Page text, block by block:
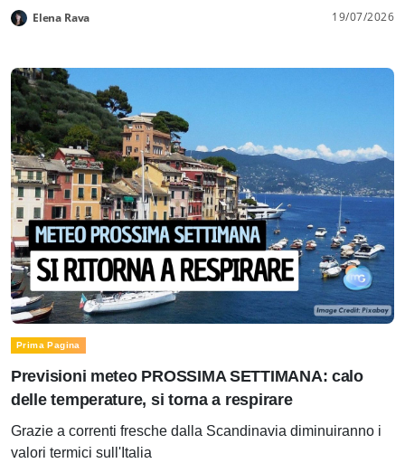
Elena Rava 19/07/2026
Prima Pagina
Previsioni meteo PROSSIMA SETTIMANA: calo
delle temperature, si torna a respirare
Grazie a correnti fresche dalla Scandinavia diminuiranno i
valori termici sull'Italia